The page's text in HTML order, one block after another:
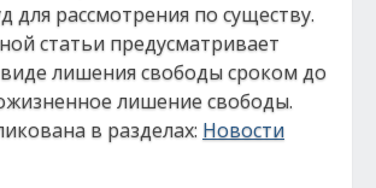
для рассмотрения по существу.
статьи предусматривает
лишения свободы сроком до
лишение свободы.
в разделах: Новости